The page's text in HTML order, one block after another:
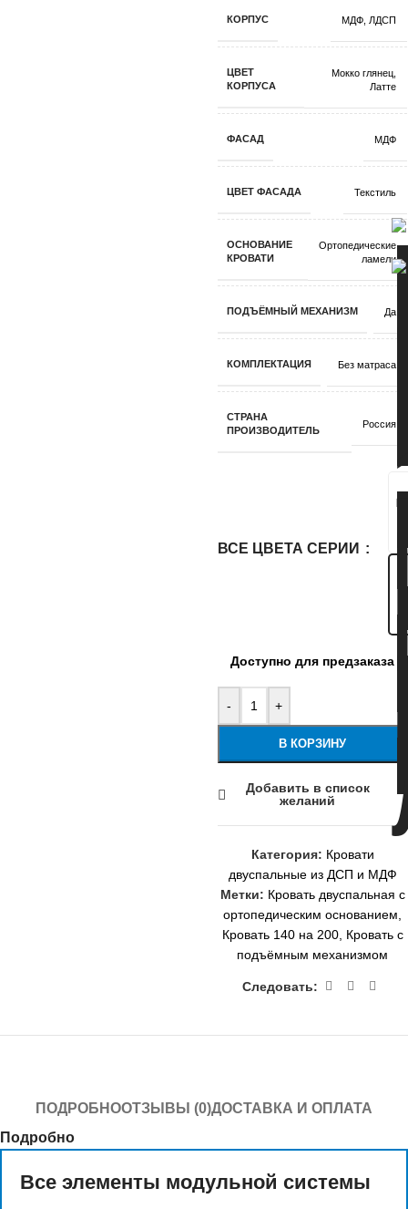
КОРПУС МДФ, ЛДСП
ЦВЕТ
КОРПУСА
Мокко глянец,
Латте
ФАСАД МДФ
ЦВЕТ ФАСАДА Текстиль
ОСНОВАНИЕ
КРОВАТИ
Ортопедические
ламели
ПОДЪЁМНЫЙ МЕХАНИЗМ Да
КОМПЛЕКТАЦИЯ Без матраса
СТРАНА
ПРОИЗВОДИТЕЛЬ
Россия
ВСЕ ЦВЕТА СЕРИИ
Доступно для предзаказа
- +
В КОРЗИНУ
Добавить в список
желаний
Категория: Кровати
двуспальные из ДСП и МДФ
Метки: Кровать двуспальная с
ортопедическим основанием
Кровать 140 на 200, Кровать с
подъёмным механизмом
Следовать:
ПОДРОБНООТЗЫВЫ (0)ДОСТАВКА И ОПЛАТА
Подробно
Все элементы модульной системы